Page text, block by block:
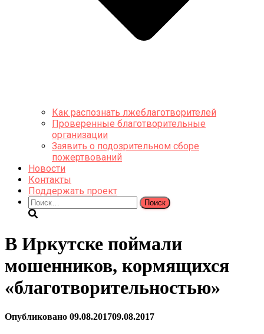
Как распознать лжеблаготворителей
Проверенные благотворительные
организации
Заявить о подозрительном сборе
пожертвований
Новости
Контакты
Поддержать проект
Найти:
В Иркутске поймали
мошенников, кормящихся
«благотворительностью»
Опубликовано 09.08.201709.08.2017